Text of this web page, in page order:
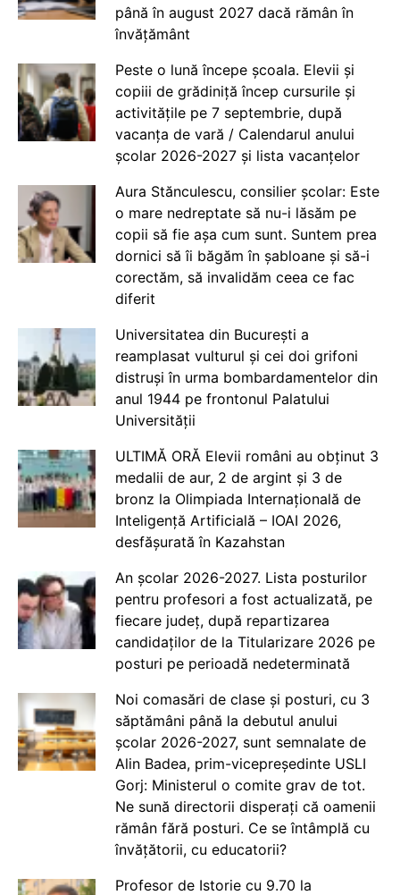
până în august 2027 dacă rămân în
învățământ
Peste o lună începe școala. Elevii și
copiii de grădiniță încep cursurile și
activitățile pe 7 septembrie, după
vacanța de vară / Calendarul anului
școlar 2026-2027 și lista vacanțelor
Aura Stănculescu, consilier școlar: Este
o mare nedreptate să nu-i lăsăm pe
copii să fie așa cum sunt. Suntem prea
dornici să îi băgăm în șabloane și să-i
corectăm, să invalidăm ceea ce fac
diferit
Universitatea din București a
reamplasat vulturul și cei doi grifoni
distruși în urma bombardamentelor din
anul 1944 pe frontonul Palatului
Universității
ULTIMĂ ORĂ Elevii români au obținut 3
medalii de aur, 2 de argint și 3 de
bronz la Olimpiada Internațională de
Inteligență Artificială – IOAI 2026,
desfășurată în Kazahstan
An școlar 2026-2027. Lista posturilor
pentru profesori a fost actualizată, pe
fiecare județ, după repartizarea
candidaților de la Titularizare 2026 pe
posturi pe perioadă nedeterminată
Noi comasări de clase și posturi, cu 3
săptămâni până la debutul anului
școlar 2026-2027, sunt semnalate de
Alin Badea, prim-vicepreședinte USLI
Gorj: Ministerul o comite grav de tot.
Ne sună directorii disperați că oamenii
rămân fără posturi. Ce se întâmplă cu
învățătorii, cu educatorii?
Profesor de Istorie cu 9.70 la